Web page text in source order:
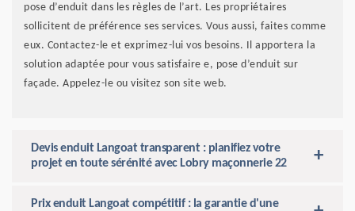
pose d’enduit dans les règles de l’art. Les propriétaires
sollicitent de préférence ses services. Vous aussi, faites comme
eux. Contactez-le et exprimez-lui vos besoins. Il apportera la
solution adaptée pour vous satisfaire e, pose d’enduit sur
façade. Appelez-le ou visitez son site web.
Devis enduit Langoat transparent : planifiez votre
projet en toute sérénité avec Lobry maçonnerie 22
Prix enduit Langoat compétitif : la garantie d'une